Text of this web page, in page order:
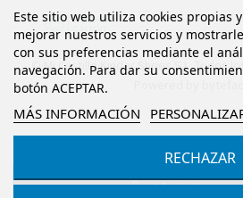
Añadir al carrito
Este sitio web utiliza cookies propias
mejorar nuestros servicios y
con sus preferencias mediante el
navegación. Para dar su
botón ACEPTAR.
MÁS INFORMACIÓN
RECHAZAR
© Mi Castillo Kinder Shoes S.L. Todos